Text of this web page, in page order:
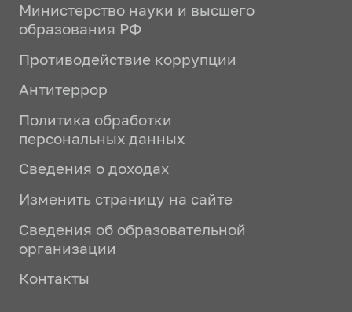
Министерство науки и высшего
образования РФ
Противодействие коррупции
Антитеррор
Политика обработки
персональных данных
Сведения о доходах
Изменить страницу на сайте
Сведения об образовательной
организации
Контакты